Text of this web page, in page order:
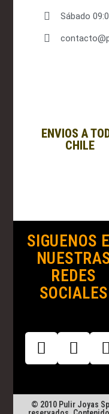
Sábado
ENVIOS A
CHILE
SIGUENOS
REDES
SOCIALES
© 2010 Pulir Joyas